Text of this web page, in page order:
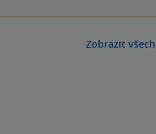
Zobrazit